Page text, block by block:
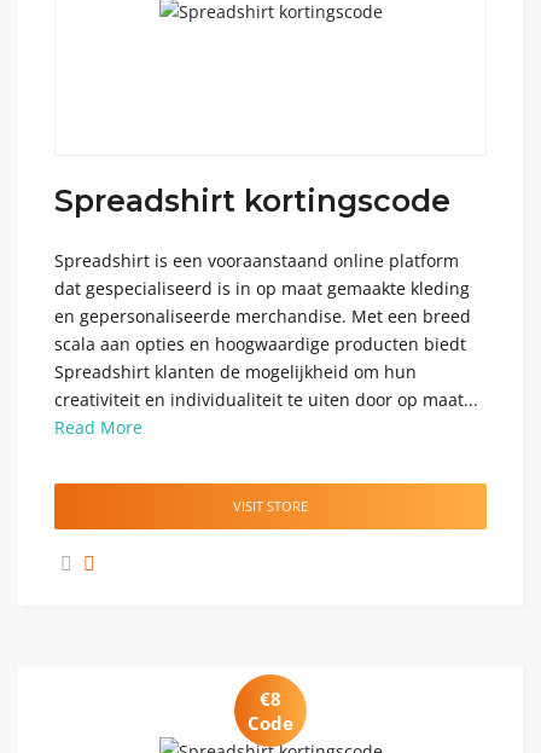
Spreadshirt kortingscode
Spreadshirt is een vooraanstaand online platform
dat gespecialiseerd is in op maat gemaakte kleding
en gepersonaliseerde merchandise. Met een breed
scala aan opties en hoogwaardige producten biedt
Spreadshirt klanten de mogelijkheid om hun
creativiteit en individualiteit te uiten door op maat...
Read More
VISIT STORE
€8
Code